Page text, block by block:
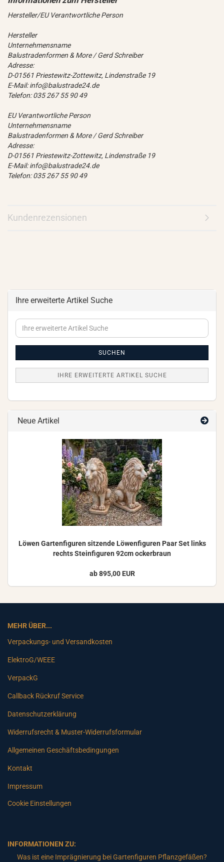
Hersteller/EU Verantwortliche Person
Hersteller
Unternehmensname
Balustradenformen & More / Gerd Schreiber
Adresse:
D-01561 Priestewitz-Zottewitz, Lindenstraße 19
E-Mail: info@balustrade24.de
Telefon: 035 267 55 90 49
EU Verantwortliche Person
Unternehmensname
Balustradenformen & More / Gerd Schreiber
Adresse:
D-01561 Priestewitz-Zottewitz, Lindenstraße 19
E-Mail: info@balustrade24.de
Telefon: 035 267 55 90 49
Kundenrezensionen
Ihre erweiterte Artikel Suche
Ihre
erweiterte
SUCHEN
IHRE ERWEITERTE ARTIKEL SUCHE
Neue Artikel
Löwen Gar­ten­fi­gu­ren sit­zen­de Lö­wen­fi­gu­ren Paar Set links
rechts Stein­fi­gu­ren 92cm ocker­braun
ab 895,00 EUR
MEHR ÜBER...
Verpackungs- und Versandkosten
ElektroG/WEEE
VerpackG
Callback Rückruf Service
Datenschutzerklärung
Widerrufsrecht & Muster-Widerrufsformular
Allgemeinen Geschäftsbedingungen
Kontakt
Impressum
Cookie Einstellungen
INFORMATIONEN ZU:
Was ist eine Imprägnierung bei Gartenfiguren Pflanzgefäßen?